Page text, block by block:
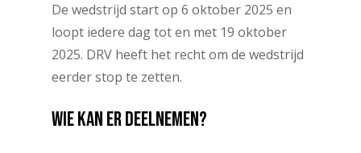
De wedstrijd start op 6 oktober 2025 en
loopt iedere dag tot en met 19 oktober
2025. DRV heeft het recht om de wedstrijd
eerder stop te zetten.
WIEKANERDEELNEMEN?